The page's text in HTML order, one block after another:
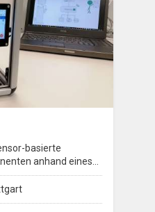
basierte
anhand eines…